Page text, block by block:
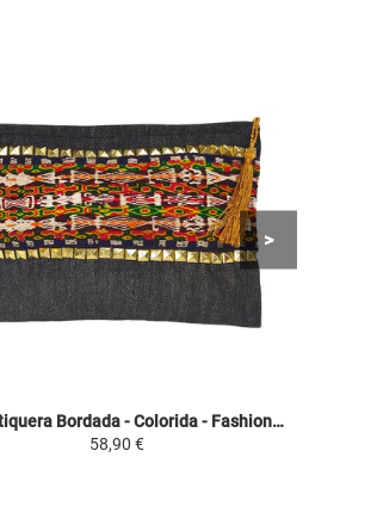
Cosmetiquera Bordada - Colorida - Fashion Inca
58,90 €